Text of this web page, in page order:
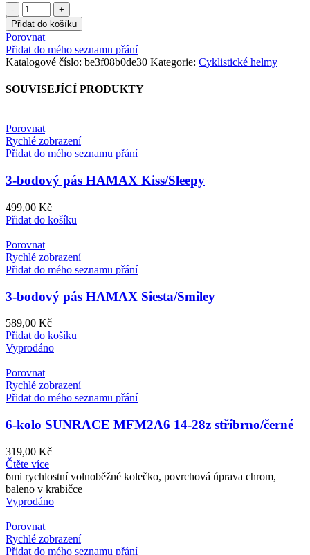
CYKLISTICKÁ
HELMA
R2
CROSS
ATH32H
množství
Přidat do košíku
Porovnat
Přidat do mého seznamu přání
Katalogové číslo: be3f08b0de30 Kategorie: Cyklistické helmy
SOUVISEJÍCÍ PRODUKTY
Porovnat
Rychlé zobrazení
Přidat do mého seznamu přání
3-bodový pás HAMAX Kiss/Sleepy
499,00 Kč
Přidat do košíku
Porovnat
Rychlé zobrazení
Přidat do mého seznamu přání
3-bodový pás HAMAX Siesta/Smiley
589,00 Kč
Přidat do košíku
Vyprodáno
Porovnat
Rychlé zobrazení
Přidat do mého seznamu přání
6-kolo SUNRACE MFM2A6 14-28z stříbrno/černé
319,00 Kč
Čtěte více
6mi rychlostní volnoběžné kolečko, povrchová úprava chrom,
baleno v krabičce
Vyprodáno
Porovnat
Rychlé zobrazení
Přidat do mého seznamu přání